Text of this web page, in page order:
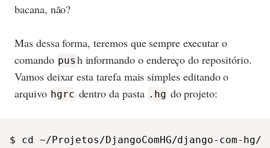
bacana, não?
Mas dessa forma, teremos que sempre executar o
comando pus h informando o endereço do repositório.
Vamos deixar esta tarefa mais simples editando o
arquivo hgrc dentro da pasta .hg do projeto:
$ cd ~/Projetos/DjangoComHG/django-com-hg/